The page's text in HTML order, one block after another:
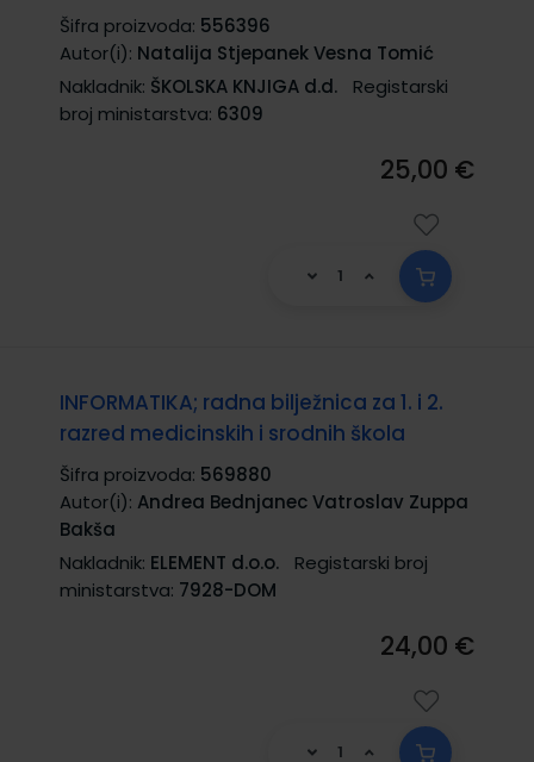
Šifra proizvoda: 556396
Autor(i): Natalija Stjepanek Vesna Tomić
Nakladnik: ŠKOLSKA KNJIGA d.d.
Registarski
broj ministarstva: 6309
25,00 €
INFORMATIKA; radna bilježnica za 1. i 2.
razred medicinskih i srodnih škola
Šifra proizvoda: 569880
Autor(i): Andrea Bednjanec Vatroslav Zuppa
Bakša
Nakladnik: ELEMENT d.o.o.
Registarski broj
ministarstva: 7928-DOM
24,00 €